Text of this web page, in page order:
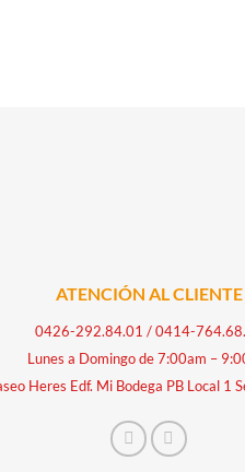
ATENCIÓN AL CLIENTE
0426-292.84.01 /0414-
Lunes a Domingo de 7:00am –
Heres Edf. Mi Bodega PB Local 1